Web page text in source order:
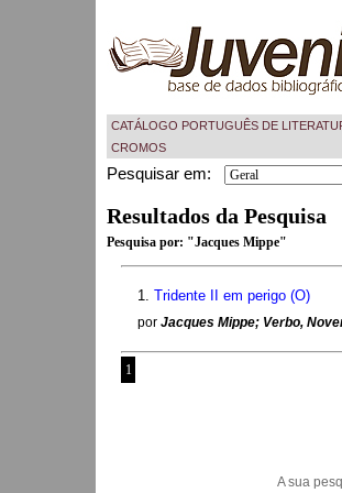
CATÁLOGO PORTUGUÊS DE
CROMOS
Pesquisar em:
Resultados da Pesquisa
Pesquisa por: "Jacques Mippe"
1. Tridente II em perigo (O)
por Jacques Mippe; Verbo,
1
A sua